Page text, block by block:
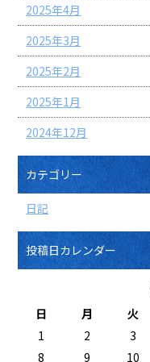
2025年4月
2025年3月
2025年2月
2025年1月
2024年12月
カテゴリー
日記
投稿日カレンダー
日
月 火
1
2 3
8
9 10